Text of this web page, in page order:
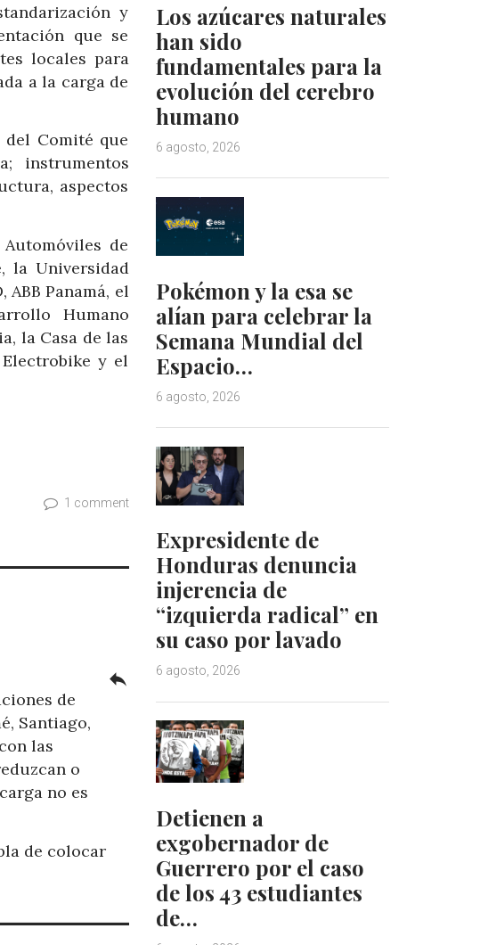
y
que se
locales para
a la carga de
Comité que
instrumentos
aspectos
de
la Universidad
Panamá, el
Humano
la Casa de las
y el
1 comment
de
Santiago,
las
o
no es
de colocar
reply
Los azúcares naturales
han sido
fundamentales para la
evolución del cerebro
humano
6 agosto, 2026
Pokémon y la esa se
alían para celebrar la
Semana Mundial del
Espacio…
6 agosto, 2026
Expresidente de
Honduras denuncia
injerencia de
“izquierda radical” en
su caso por lavado
6 agosto, 2026
Detienen a
exgobernador de
Guerrero por el caso
de los 43 estudiantes
de…